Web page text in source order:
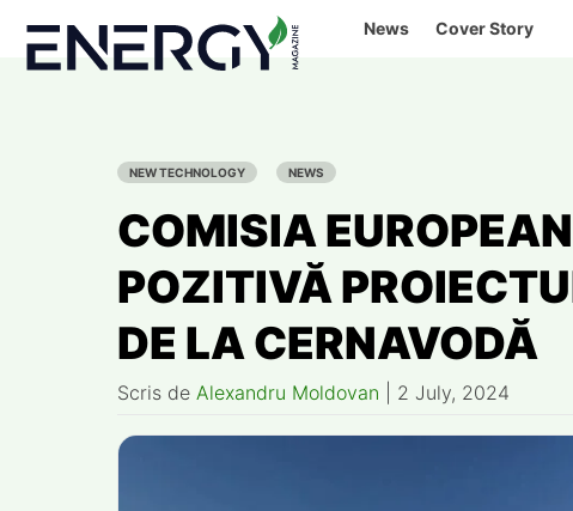
content
News Cover Story
NEW TECHNOLOGY NEWS
COMISIA
POZITIVĂ
DE LA CERNAVODĂ
Scris de Alexandru Moldovan 2 July, 2024